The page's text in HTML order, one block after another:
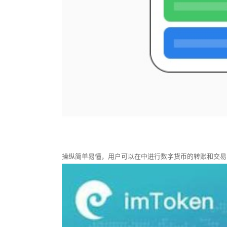
操纵简单易懂，用户可以在中进行数字货币的转账和交